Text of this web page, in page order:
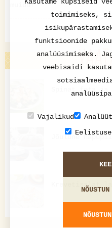
muidu!
Spinat feta ja
Jõulune
Krevetisalat
toimimiseks,
funktsioonide
analüüsimiseks.
veebisaidi
Vajalikud